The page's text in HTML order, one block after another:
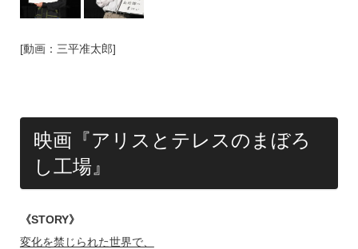
[動画：三平准太郎]
映画『アリスとテレスのまぼろ
し工場』
《STORY》
変化を禁じられた世界で、